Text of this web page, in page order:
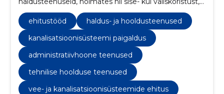
tehnosüsteemide jälgimist ning üldist
kinnisvarahooldust.
ehitustööd
haldus- ja hooldusteenused
kanalisatsioonisüsteemi paigaldus
administratiivhoone teenused
tehnilise hoolduse teenused
vee- ja kanalisatsioonisüsteemide ehitus